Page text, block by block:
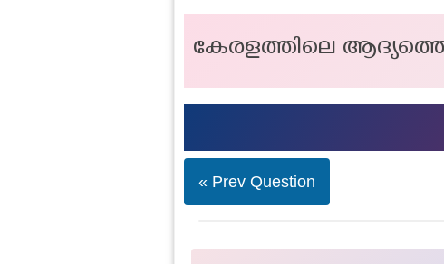
കേരളത്തിലെ
« Prev Question